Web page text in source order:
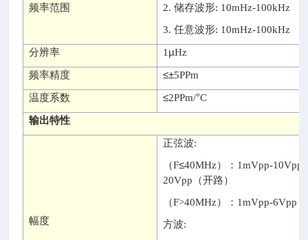
频率范围
2. 储存波形: 10mHz-100kHz
3. 任意波形: 10mHz-100kHz
分辨率 1 µHz
频率精度 ≤±5PPm
温度系数 ≤2PPm/°C
输出特性
幅度
正弦波:
（F≤40MHz） ： 1mVpp-10Vpp
20Vpp（开路）
（F>40MHz）
： 1mVpp-6Vpp
方波: